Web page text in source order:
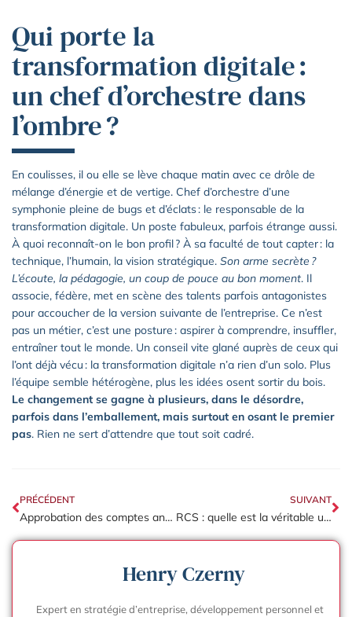
Qui porte la
transformation digitale :
un chef d’orchestre dans
l’ombre ?
En coulisses, il ou elle se lève chaque matin avec ce drôle de
mélange d’énergie et de vertige. Chef d’orchestre d’une
symphonie pleine de bugs et d’éclats : le responsable de la
transformation digitale. Un poste fabuleux, parfois étrange aussi.
À quoi reconnaît-on le bon profil ? À sa faculté de tout capter : la
technique, l’humain, la vision stratégique. Son arme secrète ?
L’écoute, la pédagogie, un coup de pouce au bon moment. Il
associe, fédère, met en scène des talents parfois antagonistes
pour accoucher de la version suivante de l’entreprise. Ce n’est
pas un métier, c’est une posture : aspirer à comprendre, insuffler,
entraîner tout le monde. Un conseil vite glané auprès de ceux qui
l’ont déjà vécu : la transformation digitale n’a rien d’un solo. Plus
l’équipe semble hétérogène, plus les idées osent sortir du bois.
Le changement se gagne à plusieurs, dans le désordre,
parfois dans l’emballement, mais surtout en osant le premier
pas. Rien ne sert d’attendre que tout soit cadré.
PRÉCÉDENT
Approbation des comptes annuels : les étapes à suivre pour être en règle
SUIVANT
RCS : quelle est la véritable utilité pour l’entreprise ?
Henry Czerny
Expert en stratégie d’entreprise, développement personnel et